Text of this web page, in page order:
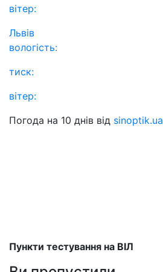
вітер:
Львів
вологість:
тиск:
вітер:
Погода на 10 днів від sinoptik.ua
Пункти тестування на ВІЛ